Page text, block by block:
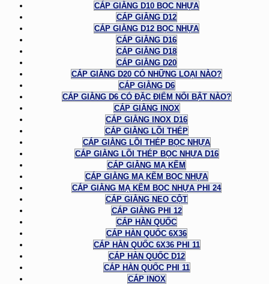
CÁP GIẰNG D10 BỌC NHỰA
CÁP GIẰNG D12
CÁP GIẰNG D12 BỌC NHỰA
CÁP GIẰNG D16
CÁP GIẰNG D18
CÁP GIẰNG D20
CÁP GIẰNG D20 CÓ NHỮNG LOẠI NÀO?
CÁP GIẰNG D6
CÁP GIẰNG D6 CÓ ĐẶC ĐIỂM NỔI BẬT NÀO?
CÁP GIẰNG INOX
CÁP GIẰNG INOX D16
CÁP GIẰNG LÕI THÉP
CÁP GIẰNG LÕI THÉP BỌC NHỰA
CÁP GIẰNG LÕI THÉP BỌC NHỰA D16
CÁP GIẰNG MẠ KẼM
CÁP GIẰNG MẠ KẼM BỌC NHỰA
CÁP GIẰNG MẠ KẼM BỌC NHỰA PHI 24
CÁP GIẰNG NEO CỘT
CÁP GIẰNG PHI 12
CÁP HÀN QUỐC
CÁP HÀN QUỐC 6X36
CÁP HÀN QUỐC 6X36 PHI 11
CÁP HÀN QUỐC D12
CÁP HÀN QUỐC PHI 11
CÁP INOX